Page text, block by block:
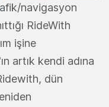
navigasyon
RideWith
işine
artık kendi adına
dün